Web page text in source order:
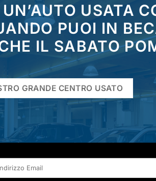
USATA
PUOI IN
IL SABATO
GRANDE CENTRO USATO